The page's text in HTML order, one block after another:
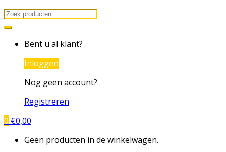
Search
for:
Bent u al klant?
Inloggen
Nog geen account?
Registreren
0 €0,00
Geen producten in de winkelwagen.